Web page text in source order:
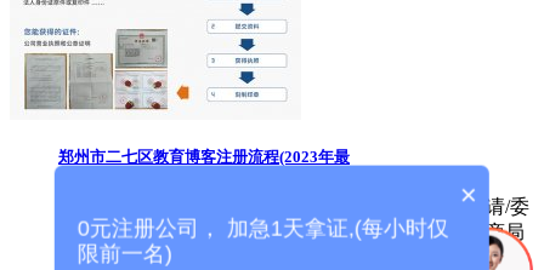
郑州市二七区教育博客注册流程(2023年最
本文详细阐述了郑州市二七区教育博客注册自己申请/委
托代办流程步骤，同时讲述在线网站办理和线下工商局
办理流...
×
0元注册公司， 加急1天拿证,(每小时仅
限前一名)